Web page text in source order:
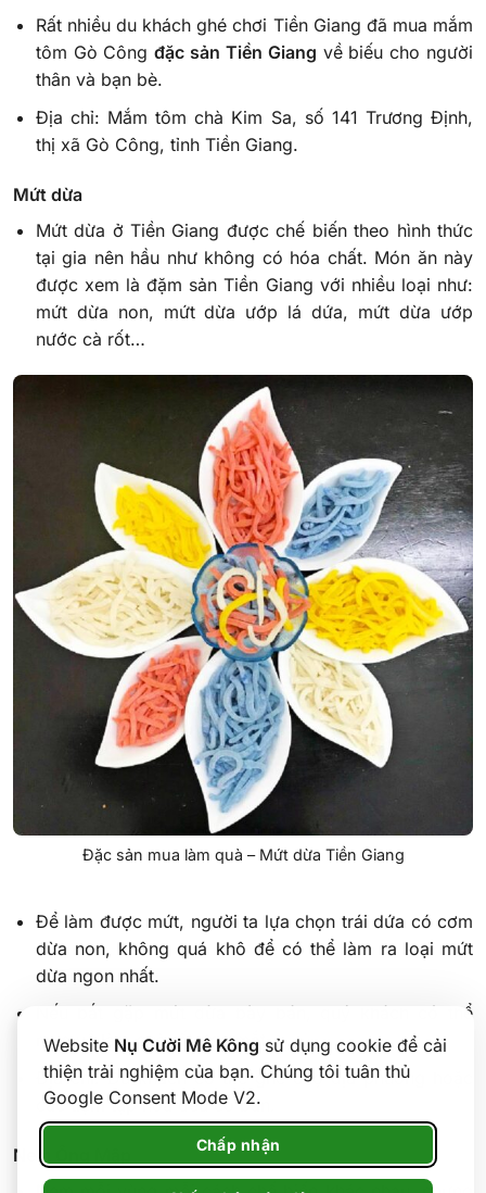
Website Nụ Cười Mê Kông sử dụng cookie để cải
thiện trải nghiệm của bạn. Chúng tôi tuân thủ
Google Consent Mode V2.
Chấp nhận
Rất nhiều du khách ghé chơi Tiền Giang đã mua mắm
tôm Gò Côngđặc sản Tiền Giang về biếu cho người
thân và bạn bè.
Địa chỉ: Mắm tôm chà Kim Sa, số 141 Trương Định,
thị xã Gò Công, tỉnh Tiền Giang.
Mứt dừa
Mứt dừa ở Tiền Giang được chế biến theo hình thức
tại gia nên hầu như không có hóa chất. Món ăn này
được xem là đặm sản Tiền Giang với nhiều loại như:
mứt dừa non, mứt dừa ướp lá dứa, mứt dừa ướp
nước cà rốt…
Đặc sản mua làm quà – Mứt dừa Tiền Giang
Để làm được mứt, người ta lựa chọn trái dứa có cơm
dừa non, không quá khô để có thể làm ra loại mứt
dừa ngon nhất.
Nếu bắt gặp mứt dừa bày bán, quý khách có thể
mua về làm quà rất đẹp mắt.
Địa chỉ: Du khách có thể ghé chợ địa phương hoặc
các tiệm tạp hóa đều có bán.
Nem Ông Mập